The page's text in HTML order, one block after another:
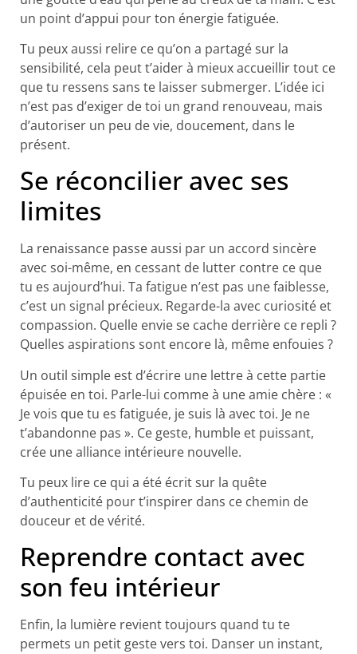
un point d’appui pour ton énergie fatiguée.
Tu peux aussi relire ce qu’on a partagé sur la
sensibilité, cela peut t’aider à mieux accueillir tout ce
que tu ressens sans te laisser submerger. L’idée ici
n’est pas d’exiger de toi un grand renouveau, mais
d’autoriser un peu de vie, doucement, dans le
présent.
Se réconcilier avec ses
limites
La renaissance passe aussi par un accord sincère
avec soi-même, en cessant de lutter contre ce que
tu es aujourd’hui. Ta fatigue n’est pas une faiblesse,
c’est un signal précieux. Regarde-la avec curiosité et
compassion. Quelle envie se cache derrière ce repli ?
Quelles aspirations sont encore là, même enfouies ?
Un outil simple est d’écrire une lettre à cette partie
épuisée en toi. Parle-lui comme à une amie chère : «
Je vois que tu es fatiguée, je suis là avec toi. Je ne
t’abandonne pas ». Ce geste, humble et puissant,
crée une alliance intérieure nouvelle.
Tu peux lire ce qui a été écrit sur la quête
d’authenticité pour t’inspirer dans ce chemin de
douceur et de vérité.
Reprendre contact avec
son feu intérieur
Enfin, la lumière revient toujours quand tu te
permets un petit geste vers toi. Danser un instant,